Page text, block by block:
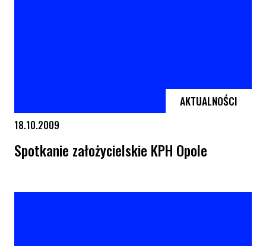
AKTUALNOŚCI
18.10.2009
Spotkanie założycielskie KPH Opole